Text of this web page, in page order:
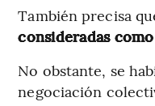
También precisa
consideradas
No obstante, se
negociación